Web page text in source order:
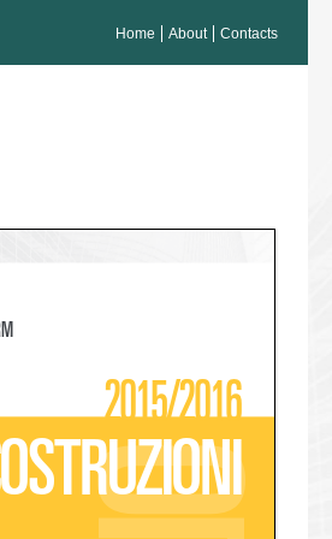
Home About Contacts
PLATFORM
COSTRUZIONI
2015/2016